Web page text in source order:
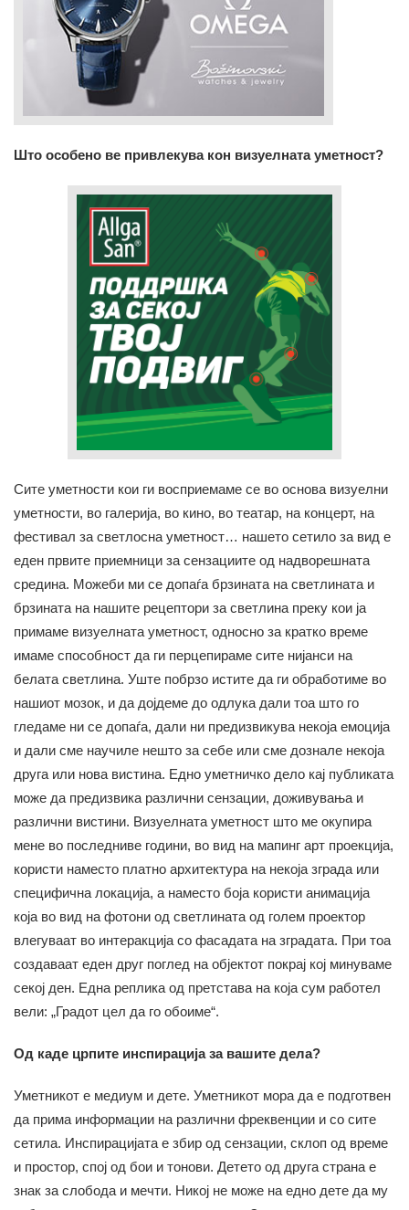
Што особено ве привлекува кон визуелната уметност?
Сите уметности кои ги восприемаме се во основа визуелни
уметности, во галерија, во кино, во театар, на концерт, на
фестивал за светлосна уметност… нашето сетило за вид е
еден првите приемници за сензациите од надворешната
средина. Можеби ми се допаѓа брзината на светлината и
брзината на нашите рецептори за светлина преку кои ја
примаме визуeлната уметност, односно за кратко време
имаме способност да ги перцепираме сите нијанси на
белата светлина. Уште побрзо истите да ги обработиме во
нашиот мозок, и да дојдеме до одлука дали тоа што го
гледаме ни се допаѓа, дали ни предизвикува некоја емоција
и дали сме научиле нешто за себе или сме дознале некоја
друга или нова вистина. Едно уметничко дело кај публиката
може да предизвика различни сензации, доживувања и
различни вистини. Визуелната уметност што ме окупира
мене во последниве години, во вид на мапинг арт проекција,
користи наместо платно архитектура на некоја зграда или
специфична локација, а наместо боја користи анимација
која во вид на фотони од светлината од голем проектор
влегуваат во интеракција со фасадата на зградата. При тоа
создаваат еден друг поглед на објектот покрај кој минуваме
секој ден. Една реплика од претстава на која сум работел
вели: „Градот цел да го обоиме“.
Од каде црпите инспирација за вашите дела?
Уметникот е медиум и дете. Уметникот мора да е подготвен
да прима информации на различни фреквенции и со сите
сетила. Инспирацијата е збир од сензации, склоп од време
и простор, спој од бои и тонови. Детето од друга страна е
знак за слобода и мечти. Никој не може на едно дете да му